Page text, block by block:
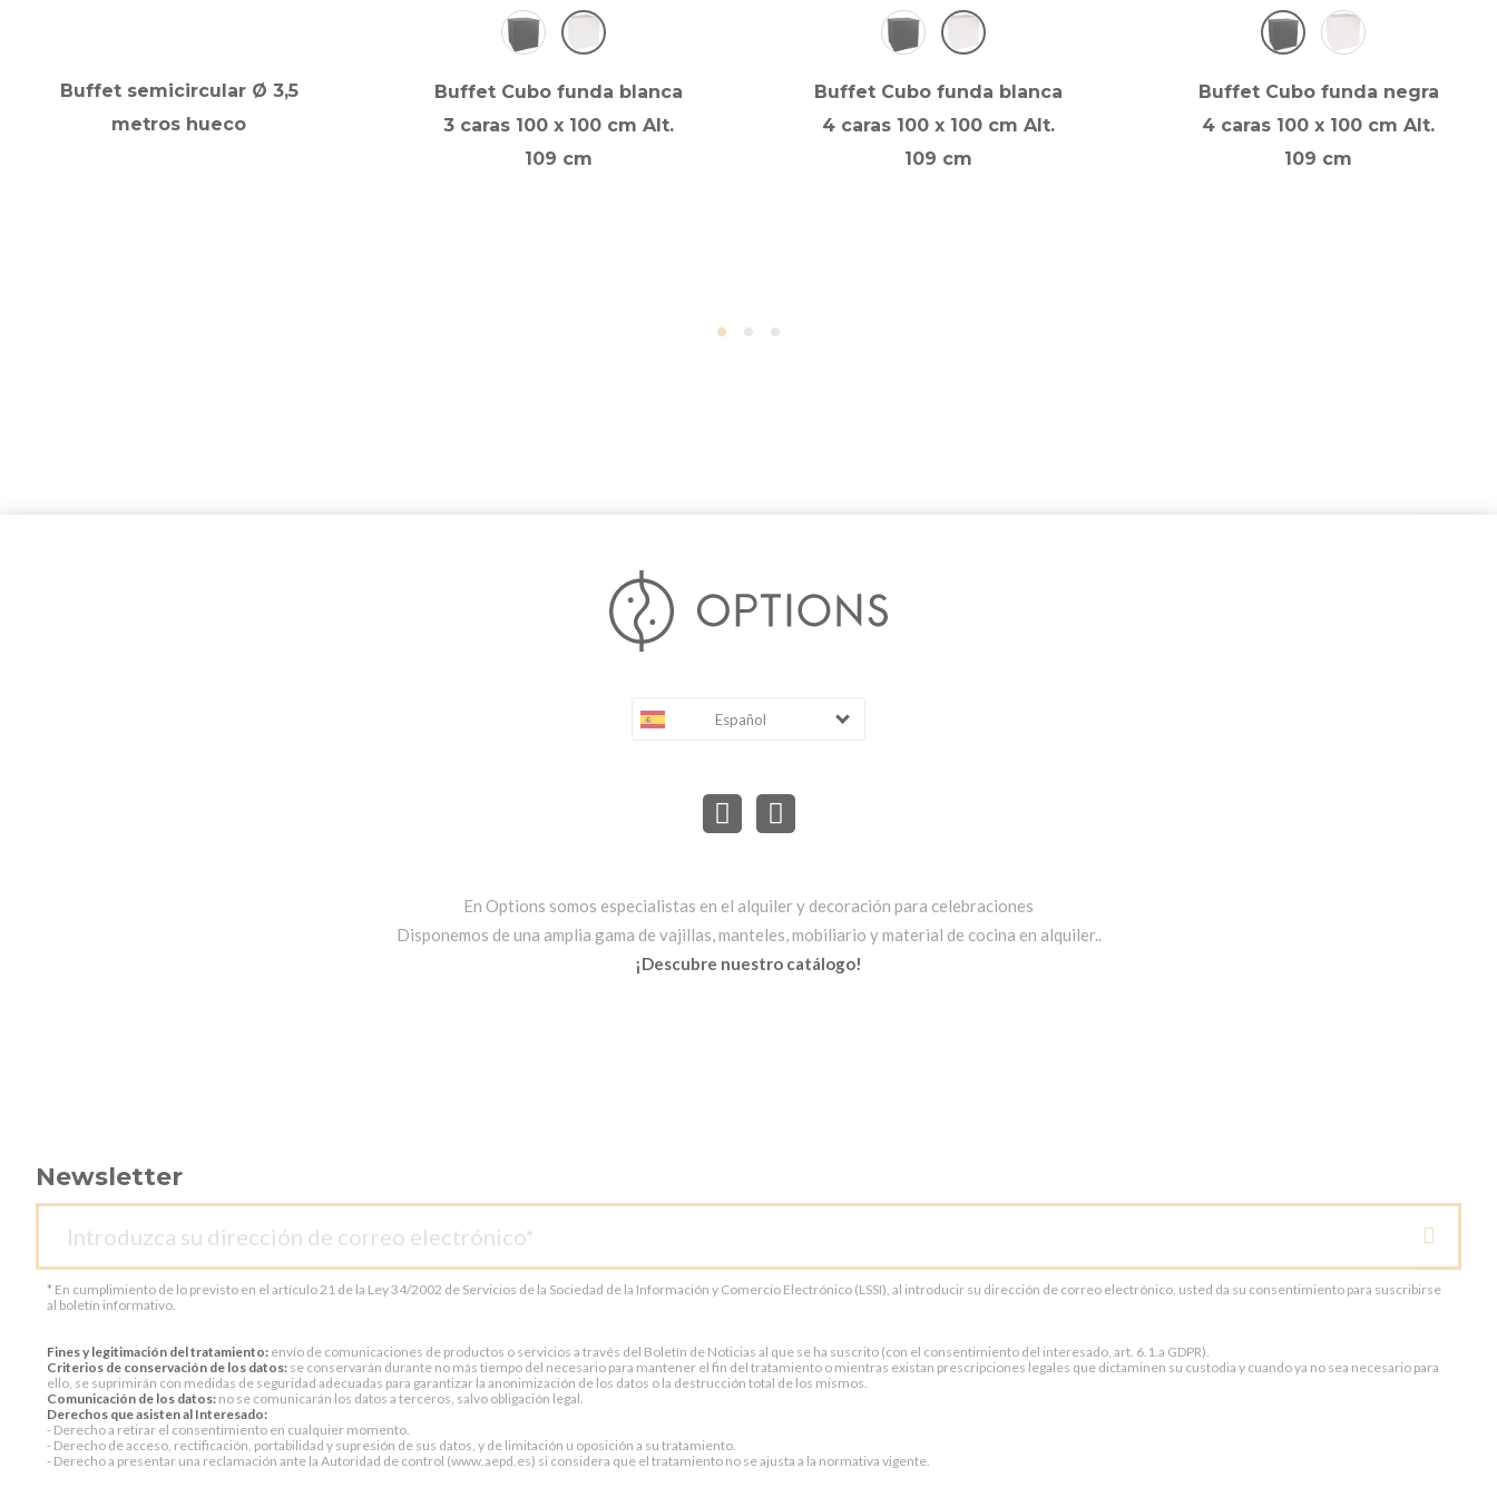
Buffet semicircular Ø 3,5
metros hueco
Buffet Cubo funda blanca
3 caras 100 x 100 cm Alt.
109 cm
Buffet Cubo funda blanca
4 caras 100 x 100 cm Alt.
109 cm
Buffet Cubo funda negra
4 caras 100 x 100 cm Alt.
109 cm
Español
En Options somos especialistas en el alquiler y decoración para celebraciones
Disponemos de una amplia gama de vajillas, manteles, mobiliario y material de cocina en alquiler..
¡Descubre nuestro catálogo!
Newsletter
* En cumplimiento de lo previsto en el artículo 21 de la Ley 34/2002 de Servicios de la Sociedad de la Información y Comercio Electrónico (LSSI), al introducir su dirección de correo electrónico, usted da su consentimiento para suscribirse
al boletín informativo.
Fines y legitimación del tratamiento: envío de comunicaciones de productos o servicios a través del Boletín de Noticias al que se ha suscrito (con el consentimiento del interesado, art. 6.1.a GDPR).
Criterios de conservación de los datos: se conservarán durante no más tiempo del necesario para mantener el fin del tratamiento o mientras existan prescripciones legales que dictaminen su custodia y cuando ya no sea necesario para
ello, se suprimirán con medidas de seguridad adecuadas para garantizar la anonimización de los datos o la destrucción total de los mismos.
Comunicación de los datos: no se comunicarán los datos a terceros, salvo obligación legal.
Derechos que asisten al Interesado:
- Derecho a retirar el consentimiento en cualquier momento.
- Derecho de acceso, rectificación, portabilidad y supresión de sus datos, y de limitación u oposición a su tratamiento.
- Derecho a presentar una reclamación ante la Autoridad de control (www.aepd.es) si considera que el tratamiento no se ajusta a la normativa vigente.